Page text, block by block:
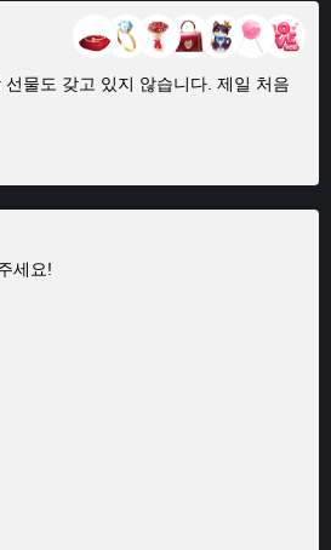
물도 갖고 있지 않습니다. 제일 처음
세요!